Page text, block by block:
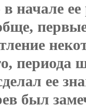
начале
периода
ее
был